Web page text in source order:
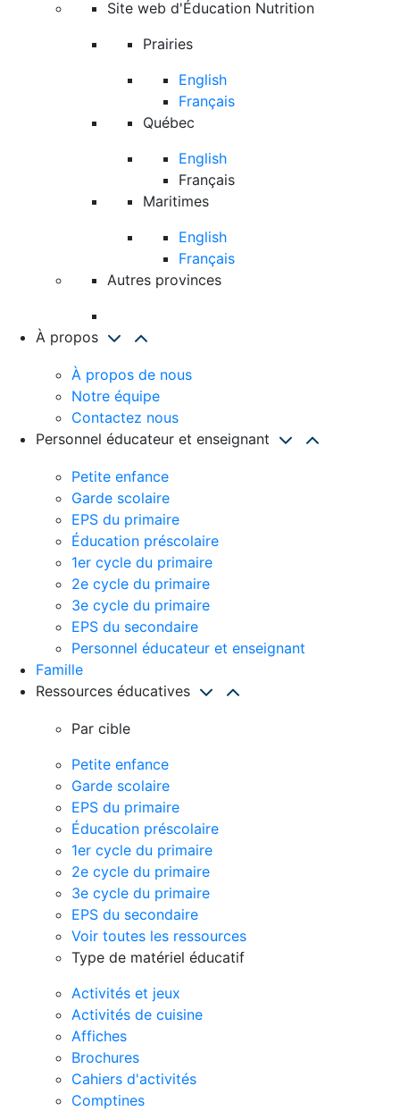
Site web d'Éducation Nutrition
Prairies
English
Français
Québec
English
Français
Maritimes
English
Français
Autres provinces
À propos
À propos de nous
Notre équipe
Contactez nous
Personnel éducateur et enseignant
Petite enfance
Garde scolaire
EPS du primaire
Éducation préscolaire
1er cycle du primaire
2e cycle du primaire
3e cycle du primaire
EPS du secondaire
Personnel éducateur et enseignant
Famille
Ressources éducatives
Par cible
Petite enfance
Garde scolaire
EPS du primaire
Éducation préscolaire
1er cycle du primaire
2e cycle du primaire
3e cycle du primaire
EPS du secondaire
Voir toutes les ressources
Type de matériel éducatif
Activités et jeux
Activités de cuisine
Affiches
Brochures
Cahiers d'activités
Comptines